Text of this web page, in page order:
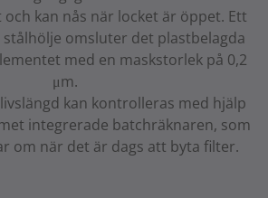
kan nås när locket är öppet. Ett
omsluter det plastbelagda
med en maskstorlek på 0,2
μm.
kan kontrolleras med hjälp
integrerade batchräknaren, som
om när det är dags att byta filter.